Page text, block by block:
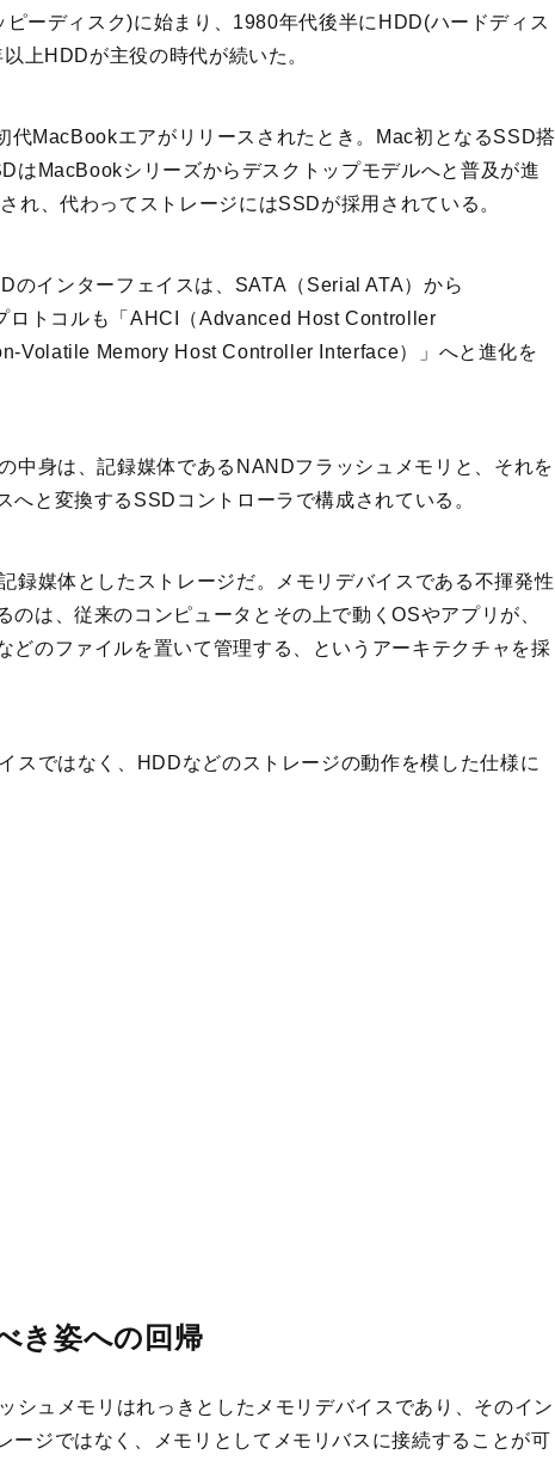
ーディスク)に始まり、1980年代後半にHDD(ハードディス
上HDDが主役の時代が続いた。
代MacBookエアがリリースされたとき。Mac初となるSSD搭
はMacBookシリーズからデスクトップモデルへと普及が進
れ、代わってストレージにはSSDが採用されている。
のインターフェイスは、SATA（Serial ATA）から
トコルも「AHCI（Advanced Host Controller
Volatile Memory Host Controller Interface）」へと進化を
中身は、記録媒体であるNANDフラッシュメモリと、それを
へと変換するSSDコントローラで構成されている。
録媒体としたストレージだ。メモリデバイスである不揮発性
のは、従来のコンピュータとその上で動くOSやアプリが、
どのファイルを置いて管理する、というアーキテクチャを採
スではなく、HDDなどのストレージの動作を模した仕様に
き姿への回帰
シュメモリはれっきとしたメモリデバイスであり、そのイン
ージではなく、メモリとしてメモリバスに接続することが可